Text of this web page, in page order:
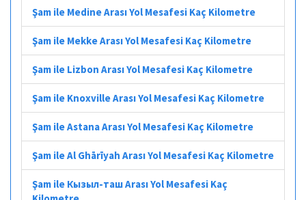
Şam ile Medine Arası Yol Mesafesi Kaç Kilometre
Şam ile Mekke Arası Yol Mesafesi Kaç Kilometre
Şam ile Lizbon Arası Yol Mesafesi Kaç Kilometre
Şam ile Knoxville Arası Yol Mesafesi Kaç Kilometre
Şam ile Astana Arası Yol Mesafesi Kaç Kilometre
Şam ile Al Ghārīyah Arası Yol Mesafesi Kaç Kilometre
Şam ile Кызыл-таш Arası Yol Mesafesi Kaç